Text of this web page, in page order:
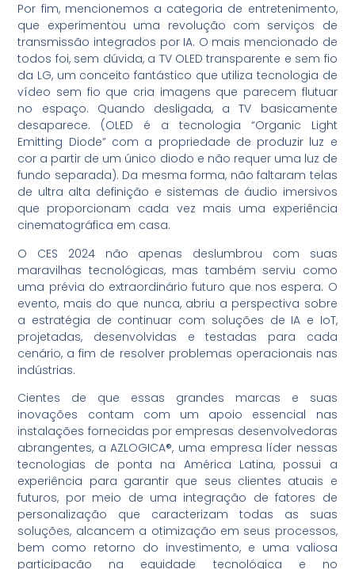
Por fim, mencionemos a categoria de entretenimento,
que experimentou uma revolução com serviços de
transmissão integrados por IA. O mais mencionado de
todos foi, sem dúvida, a TV OLED transparente e sem fio
da LG, um conceito fantástico que utiliza tecnologia de
vídeo sem fio que cria imagens que parecem flutuar
no espaço. Quando desligada, a TV basicamente
desaparece. (OLED é a tecnologia “Organic Light
Emitting Diode” com a propriedade de produzir luz e
cor a partir de um único diodo e não requer uma luz de
fundo separada). Da mesma forma, não faltaram telas
de ultra alta definição e sistemas de áudio imersivos
que proporcionam cada vez mais uma experiência
cinematográfica em casa.
O CES 2024 não apenas deslumbrou com suas
maravilhas tecnológicas, mas também serviu como
uma prévia do extraordinário futuro que nos espera. O
evento, mais do que nunca, abriu a perspectiva sobre
a estratégia de continuar com soluções de IA e IoT,
projetadas, desenvolvidas e testadas para cada
cenário, a fim de resolver problemas operacionais nas
indústrias.
Cientes de que essas grandes marcas e suas
inovações contam com um apoio essencial nas
instalações fornecidas por empresas desenvolvedoras
abrangentes, a AZLOGICA®, uma empresa líder nessas
tecnologias de ponta na América Latina, possui a
experiência para garantir que seus clientes atuais e
futuros, por meio de uma integração de fatores de
personalização que caracterizam todas as suas
soluções, alcancem a otimização em seus processos,
bem como retorno do investimento, e uma valiosa
participação na equidade tecnológica e no